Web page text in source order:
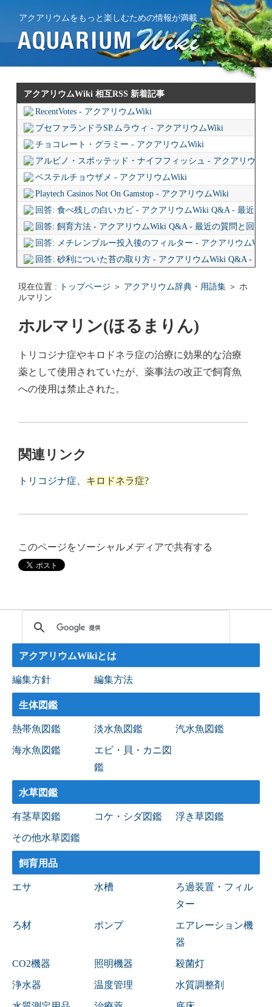
アクアリウムをもっと楽しむための情報が満載
アクアリウムWiki 相互RSS 新着記事
RecentVotes - アクアリウムWiki
ブセファランドラSP.ムラウィ - アクアリウムWiki
チョコレート・グラミー - アクアリウムWiki
アルビノ・スポッテッド・ナイフフィッシュ - アクアリウム
ベステルチョウザメ - アクアリウムWiki
Playtech Casinos Not On Gamstop - アクアリウムWiki
回答: 食べ残しの白いカビ - アクアリウムWiki Q&A - 最近の
回答: 飼育方法 - アクアリウムWiki Q&A - 最近の質問と回答
回答: メチレンブルー投入後のフィルター - アクアリウム
回答: 砂利についた苔の取り方 - アクアリウムWiki Q&A - 最
回答: ガラス面に卵を産まない貝っていますか？ - アクアリ
現在位置 : トップページ ＞ アクアリウム辞典・用語集 ＞ ホ
ルマリン
ホルマリン(ほるまりん)
トリコジナ症やキロドネラ症の治療に効果的な治療
薬として使用されていたが、薬事法の改正で飼育魚
への使用は禁止された。
関連リンク
トリコジナ症 キロドネラ症?
このページをソーシャルメディアで共有する
アクアリウムWikiとは
編集方針 編集方法
生体図鑑
熱帯魚図鑑 淡水魚図鑑 汽水魚図鑑
海水魚図鑑
エビ・貝・カニ図
鑑
水草図鑑
有茎草図鑑 コケ・シダ図鑑 浮き草図鑑
その他水草図鑑
飼育用品
エサ 水槽
ろ過装置・フィル
ター
ろ材 ポンプ
エアレーション機
器
CO2機器 照明機器 殺菌灯
浄水器 温度管理 水質調整剤